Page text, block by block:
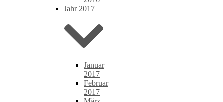
Jahr 2017
Januar
2017
Februar
2017